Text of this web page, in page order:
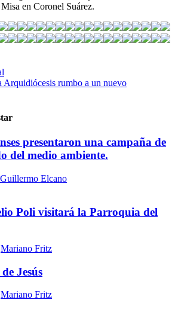
en Coronel Suárez.
Arquidiócesis rumbo a un nuevo
presentaron una campaña de
del medio ambiente.
Guillermo Elcano
Poli visitará la Parroquia del
Mariano Fritz
Jesús
Mariano Fritz